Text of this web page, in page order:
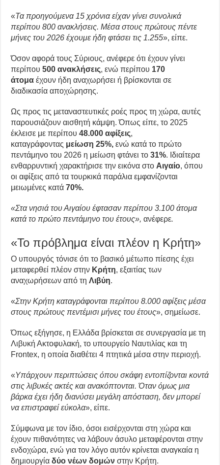
«Τα προηγούμενα 15 χρόνια είχαν γίνει συνολικά
περίπου 800 ανακλήσεις. Μέσα στους πρώτους πέντε
μήνες του 2026 έχουμε ήδη φτάσει τις 1.255», είπε.
Όσον αφορά τους Σύριους, ανέφερε ότι έχουν γίνει
περίπου500 ανακλήσεις, ενώ περίπου 170
άτομα έχουν ήδη αναχωρήσει ή βρίσκονται σε
διαδικασία αποχώρησης.
Ως προς τις μεταναστευτικές ροές προς τη χώρα, αυτές
παρουσιάζουν αισθητή κάμψη. Όπως είπε, το 2025
έκλεισε με περίπου48.000 αφίξεις,
καταγράφοντας μείωση 25%, ενώ κατά το πρώτο
πεντάμηνο του 2026 η μείωση φτάνει το 31%. Ιδιαίτερα
ενθαρρυντική χαρακτήρισε την εικόνα στο Αιγαίο, όπου
οι αφίξεις από τα τουρκικά παράλια εμφανίζονται
μειωμένες κατά70%.
«Στα νησιά του Αιγαίου έφτασαν περίπου 3.100 άτομα
κατά το πρώτο πεντάμηνο του έτους»,ανέφερε.
«Το πρόβλημα είναι πλέον η Κρήτη»
Ο υπουργός τόνισε ότι το βασικό μέτωπο πίεσης έχει
μεταφερθεί πλέον στην Κρήτη, εξαιτίας των
αναχωρήσεων από τηΛιβύη.
«Στην Κρήτη καταγράφονται περίπου 8.000 αφίξεις μέσα
στους πρώτους πεντέμισι μήνες του έτους», σημείωσε.
Όπως εξήγησε, η Ελλάδα βρίσκεται σε συνεργασία με τη
Λιβυκή Ακτοφυλακή, το υπουργείο Ναυτιλίας και τη
Frontex, η οποία διαθέτει 4 πτητικά μέσα στην περιοχή.
«Υπάρχουν περιπτώσεις όπου σκάφη εντοπίζονται κοντά
στις λιβυκές ακτές και ανακόπτονται. Όταν όμως μια
βάρκα έχει ήδη διανύσει μεγάλη απόσταση, δεν μπορεί
να επιστραφεί εύκολα», είπε.
Σύμφωνα με τον ίδιο, όσοι εισέρχονται στη χώρα και
έχουν πιθανότητες να λάβουν άσυλο μεταφέρονται στην
ενδοχώρα, ενώ για τον λόγο αυτόν κρίνεται αναγκαία η
δημιουργίαδύο νέων δομών στην Κρήτη.